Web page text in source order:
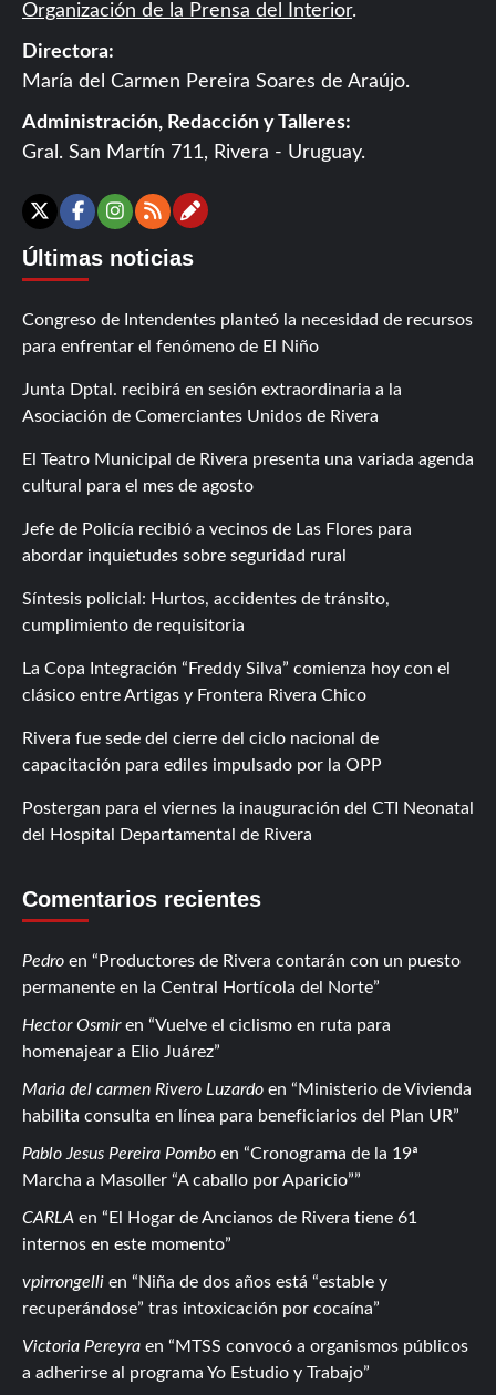
Organización de la Prensa del Interior.
Directora:
María del Carmen Pereira Soares de Araújo.
Administración, Redacción y Talleres:
Gral. San Martín 711, Rivera - Uruguay.
X Facebook
Instagram
RSSContáctanos
Últimas noticias
Congreso de Intendentes planteó la necesidad de recursos
para enfrentar el fenómeno de El Niño
Junta Dptal. recibirá en sesión extraordinaria a la
Asociación de Comerciantes Unidos de Rivera
El Teatro Municipal de Rivera presenta una variada agenda
cultural para el mes de agosto
Jefe de Policía recibió a vecinos de Las Flores para
abordar inquietudes sobre seguridad rural
Síntesis policial: Hurtos, accidentes de tránsito,
cumplimiento de requisitoria
La Copa Integración “Freddy Silva” comienza hoy con el
clásico entre Artigas y Frontera Rivera Chico
Rivera fue sede del cierre del ciclo nacional de
capacitación para ediles impulsado por la OPP
Postergan para el viernes la inauguración del CTI Neonatal
del Hospital Departamental de Rivera
Comentarios recientes
Pedro en
Productores de Rivera contarán con un puesto
permanente en la Central Hortícola del Norte
Hector Osmiren
Vuelve el ciclismo en ruta para
homenajear a Elio Juárez
Maria del carmen Rivero Luzardo en
Ministerio de Vivienda
habilita consulta en línea para beneficiarios del Plan UR
Pablo Jesus Pereira Pombo en
Cronograma de la 19ª
Marcha a Masoller “A caballo por Aparicio”
CARLA en
El Hogar de Ancianos de Rivera tiene 61
internos en este momento
vpirrongelli en
Niña de dos años está “estable y
recuperándose” tras intoxicación por cocaína
Victoria Pereyra en
MTSS convocó a organismos públicos
a adherirse al programa Yo Estudio y Trabajo